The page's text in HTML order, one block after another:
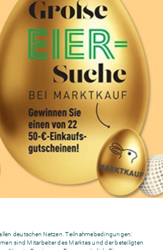
deutschen Netzen. Teilnahmebedingungen:
sind Mitarbeiter des Marktes und der beteiligten